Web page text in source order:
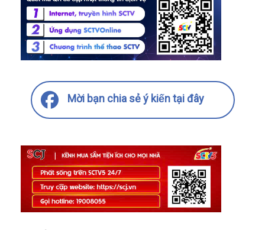
Mời bạn chia sẻ ý kiến tại đây